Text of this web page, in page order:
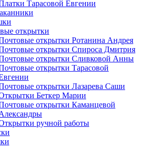
Тарасовой Евгении
открытки
открытки Ротанина Андрея
открытки Спироса Дмитрия
открытки Сливковой Анны
открытки Тарасовой
открытки Лазарева Саши
Беткер Марии
открытки Каманцевой
ручной работы